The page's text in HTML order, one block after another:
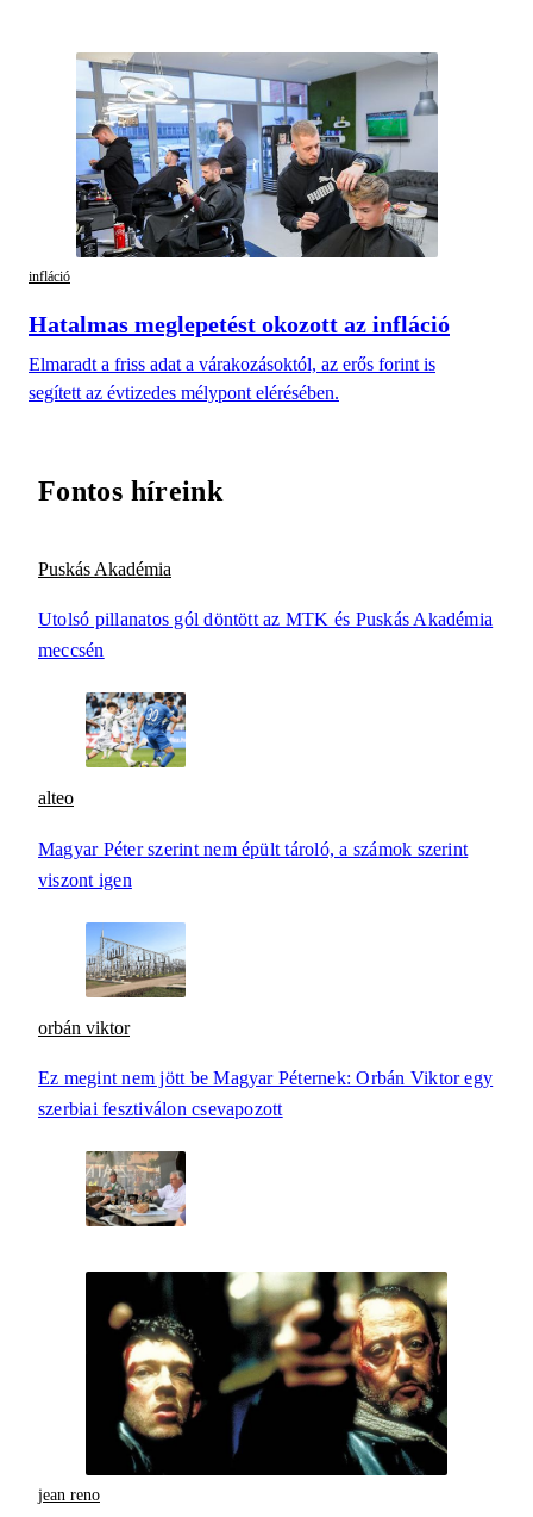
infláció
Hatalmas meglepetést okozott az infláció
Elmaradt a friss adat a várakozásoktól, az erős forint is
segített az évtizedes mélypont elérésében.
Fontos híreink
Puskás Akadémia
Utolsó pillanatos gól döntött az MTK és Puskás Akadémia
meccsén
alteo
Magyar Péter szerint nem épült tároló, a számok szerint
viszont igen
orbán viktor
Ez megint nem jött be Magyar Péternek: Orbán Viktor egy
szerbiai fesztiválon csevapozott
jean reno